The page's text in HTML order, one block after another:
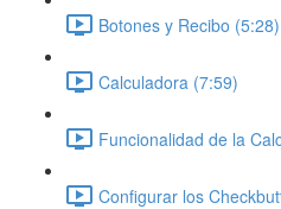
Botones y Recibo (5:28)
Calculadora (7:59)
Funcionalidad de la
Configurar los